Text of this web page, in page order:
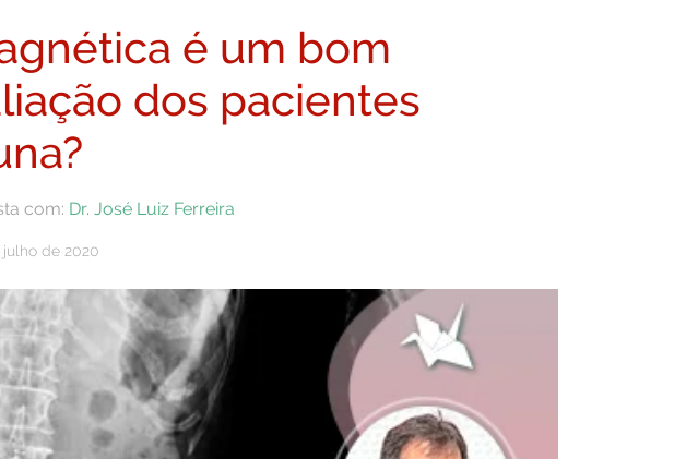
é um bom
dos pacientes
com: Dr. José Luiz Ferreira
de 2020